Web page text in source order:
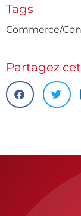
Tags
Commerce/
Partagez